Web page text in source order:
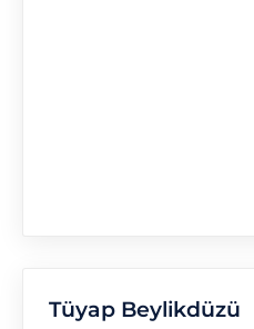
Tüyap Beylikdüzü